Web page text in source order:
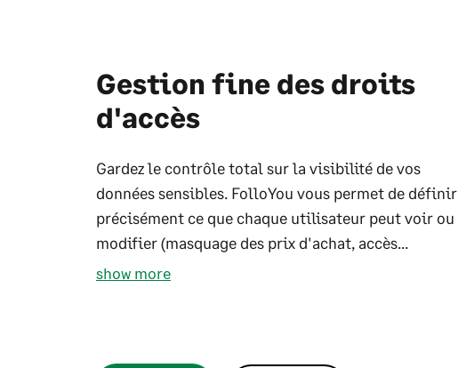
Gestion fine des droits
d'accès
Gardez le contrôle total sur la visibilité de vos
données sensibles. FolloYou vous permet de définir
précisément ce que chaque utilisateur peut voir ou
modifier (masquage des prix d'achat, accès...
show more